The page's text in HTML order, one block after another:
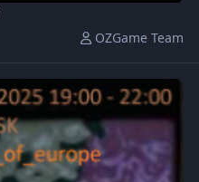
OZGame Team